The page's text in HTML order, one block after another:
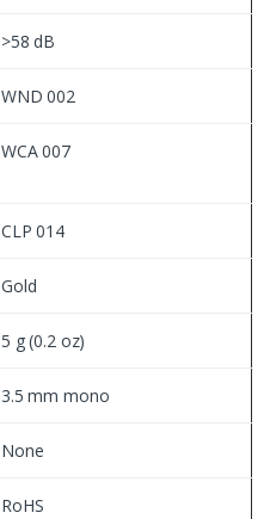
>58 dB
WND 002
WCA 007
CLP 014
Gold
5 g (0.2 oz)
3.5 mm mono
None
RoHS